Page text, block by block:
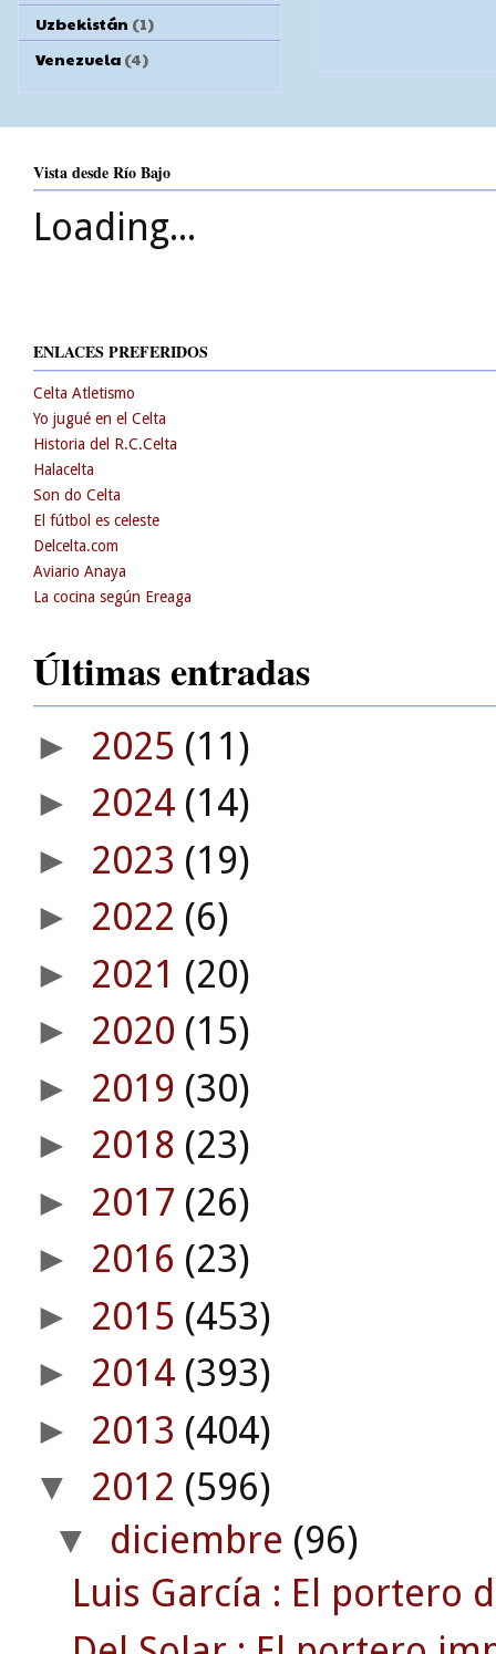
Uzbekistán (1)
Venezuela (4)
Vista desde Río Bajo
Loading...
ENLACES PREFERIDOS
Celta Atletismo
Yo jugué en el Celta
Historia del R.C.Celta
Halacelta
Son do Celta
El fútbol es celeste
Delcelta.com
Aviario Anaya
La cocina según Ereaga
Últimas entradas
► 2025 (11)
► 2024 (14)
► 2023 (19)
► 2022 (6)
► 2021 (20)
► 2020 (15)
► 2019 (30)
► 2018 (23)
► 2017 (26)
► 2016 (23)
► 2015 (453)
► 2014 (393)
► 2013 (404)
▼ 2012 (596)
▼ diciembre (96)
Luis García : El portero